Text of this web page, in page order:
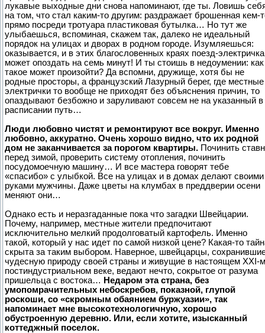
лукавые выходные дни снова напоминают, где ты. Ловишь
на том, что стал каким-то другим: раздражает брошенная кем-
прямо посреди тротуара пластиковая бутылка… Но тут же
улыбаешься, вспоминая, скажем так, далеко не идеальный
порядок на улицах и дворах в родном городе. Изумляешься:
оказывается, и в этих благословенных краях поезд-электричка
может опоздать на семь минут! И ты стоишь в недоумении: как
такое может произойти? Да вспомни, дружище, хотя бы не
родные просторы, а французский Лазурный берег, где местные
электрички то вообще не приходят без объяснения причин, то
опаздывают безбожно и заруливают совсем не на указанный в
расписании путь…
Люди любовно чистят и ремонтируют все вокруг. Именно
любовно, аккуратно. Очень хорошо видно, что их родной
дом не заканчивается за порогом квартиры. Починить
перед зимой, проверить систему отопления, починить
посудомоечную машину… И все мастера говорят тебе
«спасибо» с улыбкой. Все на улицах и в домах делают своими
руками мужчины. Даже цветы на клумбах в преддверии осени
меняют они…
Однако есть и неразгаданные пока что загадки Швейцарии.
Почему, например, местные жители предпочитают
исключительно мелкий продолговатый картофель. Именно
такой, который у нас идет по самой низкой цене? Какая-то
скрыта за таким выбором. Наверное, швейцарцы,
чудесную природу своей страны и живущие в настоящем ХХІ-
постиндустриальном веке, ведают нечто, сокрытое от разума
пришельца с востока… Недаром эта страна, без
умопомрачительных небоскребов, показной, глупой
роскоши, со «скромным обаянием буржуазии», так
напоминает мне высокотехнологичную, хорошо
обустроенную деревню. Или, если хотите, изысканный
коттеджный поселок.